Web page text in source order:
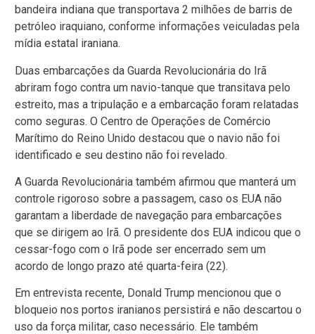
bandeira indiana que transportava 2 milhões de barris de
petróleo iraquiano, conforme informações veiculadas pela
mídia estatal iraniana.
Duas embarcações da Guarda Revolucionária do Irã
abriram fogo contra um navio-tanque que transitava pelo
estreito, mas a tripulação e a embarcação foram relatadas
como seguras. O Centro de Operações de Comércio
Marítimo do Reino Unido destacou que o navio não foi
identificado e seu destino não foi revelado.
A Guarda Revolucionária também afirmou que manterá um
controle rigoroso sobre a passagem, caso os EUA não
garantam a liberdade de navegação para embarcações
que se dirigem ao Irã. O presidente dos EUA indicou que o
cessar-fogo com o Irã pode ser encerrado sem um
acordo de longo prazo até quarta-feira (22).
Em entrevista recente, Donald Trump mencionou que o
bloqueio nos portos iranianos persistirá e não descartou o
uso da força militar, caso necessário. Ele também